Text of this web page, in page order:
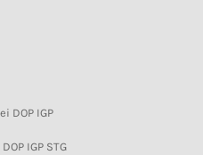
DOP IGP
IGP STG